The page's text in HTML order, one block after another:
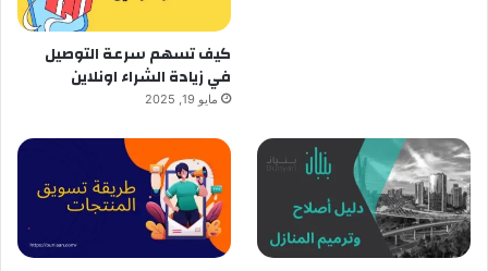
كيف تسهم سرعة التوصيل
في زيادة الشراء اونلاين
مايو 19, 2025